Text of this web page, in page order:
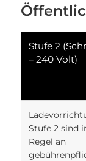
Stufe 2
– 240 Volt)
Stufe 2 sind
Regel an